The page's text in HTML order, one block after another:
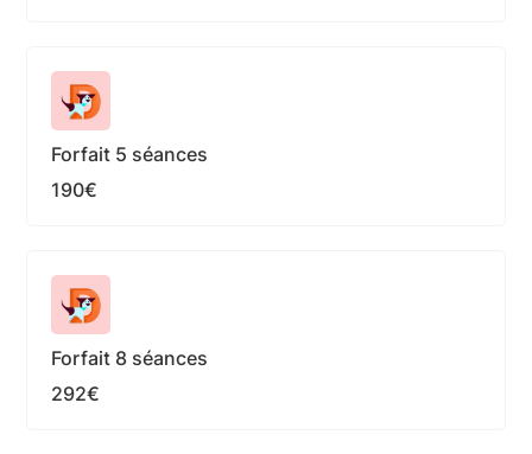
Forfait 5 séances
190€
Forfait 8 séances
292€